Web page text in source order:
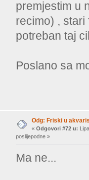
premjestim u
recimo) , stari
potreban taj
Poslano sa
Odg: Friski u
« Odgovori #72 u:
poslijepodne »
Ma ne...